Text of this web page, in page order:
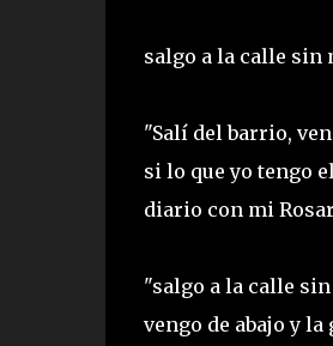
salgo a la calle sin
"Salí del barrio,
si lo que yo tengo
diario con mi
"salgo a la calle
vengo de abajo y la